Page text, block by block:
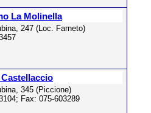
La Molinella
247 (Loc. Farneto)
345 (Piccione)
Fax: 075-603289